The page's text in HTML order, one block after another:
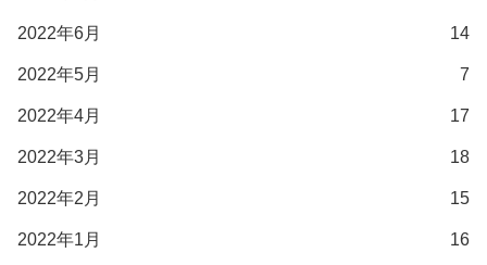
2022年6月 14
2022年5月 7
2022年4月 17
2022年3月 18
2022年2月 15
2022年1月 16